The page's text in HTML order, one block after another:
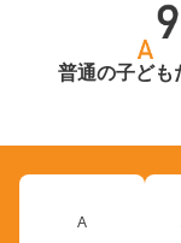
普通の子ども
A